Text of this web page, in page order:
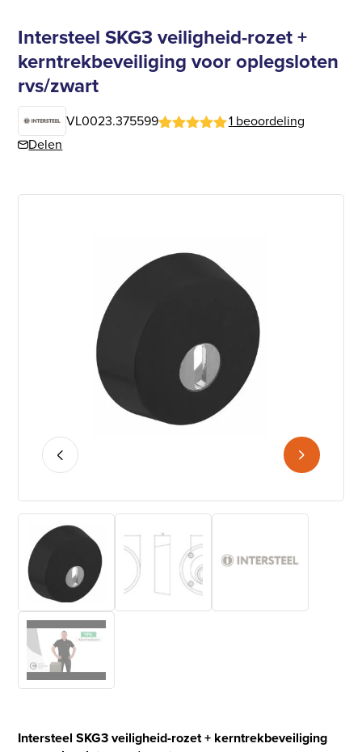
Intersteel SKG3 veiligheid-rozet +
kerntrekbeveiliging voor oplegsloten
rvs/zwart
VL0023.375599
klantbeoordeling
1beoordeling
Delen
Intersteel SKG3 veiligheid-rozet + kerntrekbeveiliging